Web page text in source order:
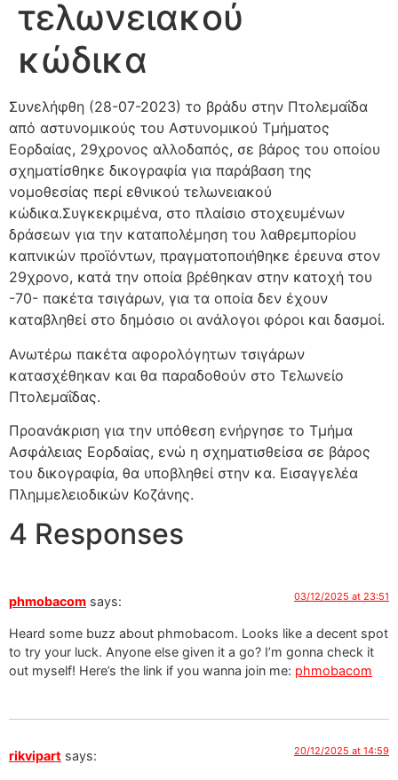
τελωνειακού
κώδικα
Συνελήφθη (28-07-2023) το βράδυ στην Πτολεμαΐδα
από αστυνομικούς του Αστυνομικού Τμήματος
Εορδαίας, 29χρονος αλλοδαπός, σε βάρος του οποίου
σχηματίσθηκε δικογραφία για παράβαση της
νομοθεσίας περί εθνικού τελωνειακού
κώδικα.Συγκεκριμένα, στο πλαίσιο στοχευμένων
δράσεων για την καταπολέμηση του λαθρεμπορίου
καπνικών προϊόντων, πραγματοποιήθηκε έρευνα στον
29χρονο, κατά την οποία βρέθηκαν στην κατοχή του
-70- πακέτα τσιγάρων, για τα οποία δεν έχουν
καταβληθεί στο δημόσιο οι ανάλογοι φόροι και δασμοί.
Ανωτέρω πακέτα αφορολόγητων τσιγάρων
κατασχέθηκαν και θα παραδοθούν στο Τελωνείο
Πτολεμαΐδας.
Προανάκριση για την υπόθεση ενήργησε το Τμήμα
Ασφάλειας Εορδαίας, ενώ η σχηματισθείσα σε βάρος
του δικογραφία, θα υποβληθεί στην κα. Εισαγγελέα
Πλημμελειοδικών Κοζάνης.
4 Responses
phmobacom says: 03/12/2025 at 23:51
Heard some buzz about phmobacom. Looks like a decent spot
to try your luck. Anyone else given it a go? I’m gonna check it
out myself! Here’s the link if you wanna join me: phmobacom
rikvipart says: 20/12/2025 at 14:59